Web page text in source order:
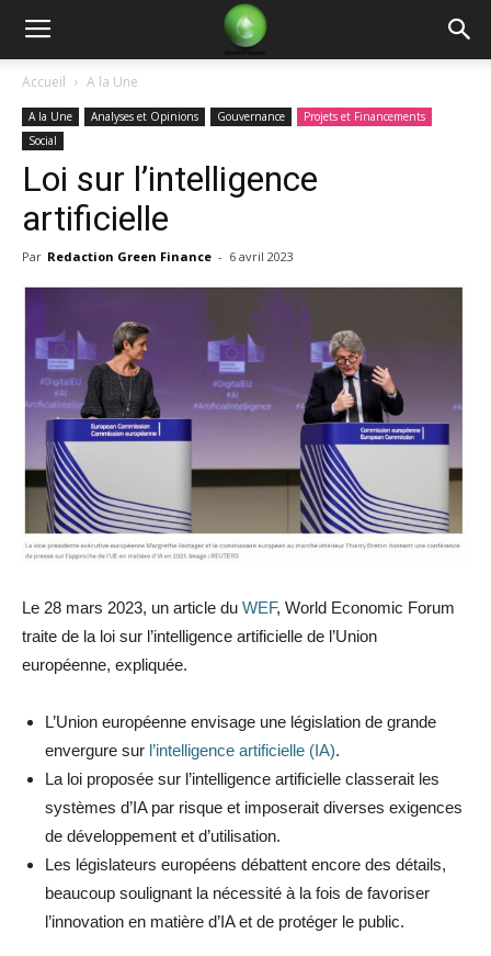
Green
Finance
Accueil A la Une
A la Une Analyses et Opinions Gouvernance
Projets et Financements
Social
Loi sur l’intelligence
artificielle
Par Redaction Green Finance - 6 avril 2023
Le 28 mars 2023, un article du WEF, World Economic Forum
traite de la loi sur l’intelligence artificielle de l’Union
européenne, expliquée.
L’Union européenne envisage une législation de grande
envergure sur l’intelligence artificielle (IA).
La loi proposée sur l’intelligence artificielle classerait les
systèmes d’IA par risque et imposerait diverses exigences
de développement et d’utilisation.
Les législateurs européens débattent encore des détails,
beaucoup soulignant la nécessité à la fois de favoriser
l’innovation en matière d’IA et de protéger le public.